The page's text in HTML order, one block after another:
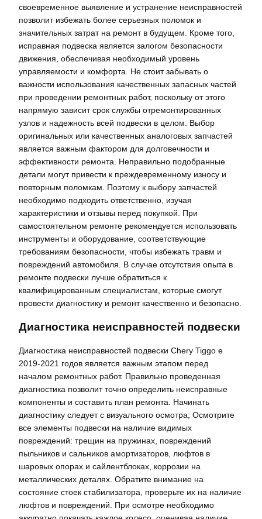
своевременное выявление и устранение неисправностей
позволит избежать более серьезных поломок и
значительных затрат на ремонт в будущем. Кроме того,
исправная подвеска является залогом безопасности
движения, обеспечивая необходимый уровень
управляемости и комфорта. Не стоит забывать о
важности использования качественных запасных частей
при проведении ремонтных работ, поскольку от этого
напрямую зависит срок службы отремонтированных
узлов и надежность всей подвески в целом. Выбор
оригинальных или качественных аналоговых запчастей
является важным фактором для долговечности и
эффективности ремонта. Неправильно подобранные
детали могут привести к преждевременному износу и
повторным поломкам. Поэтому к выбору запчастей
необходимо подходить ответственно, изучая
характеристики и отзывы перед покупкой. При
самостоятельном ремонте рекомендуется использовать
инструменты и оборудование, соответствующие
требованиям безопасности, чтобы избежать травм и
повреждений автомобиля. В случае отсутствия опыта в
ремонте подвески лучше обратиться к
квалифицированным специалистам, которые смогут
провести диагностику и ремонт качественно и безопасно.
Диагностика неисправностей подвески
Диагностика неисправностей подвески Chery Tiggo e
2019-2021 годов является важным этапом перед
началом ремонтных работ. Правильно проведенная
диагностика позволит точно определить неисправные
компоненты и составить план ремонта. Начинать
диагностику следует с визуального осмотра; Осмотрите
все элементы подвески на наличие видимых
повреждений: трещин на пружинах, повреждений
пыльников и сальников амортизаторов, люфтов в
шаровых опорах и сайлентблоках, коррозии на
металлических деталях. Обратите внимание на
состояние стоек стабилизатора, проверьте их на наличие
люфтов и повреждений. При осмотре необходимо